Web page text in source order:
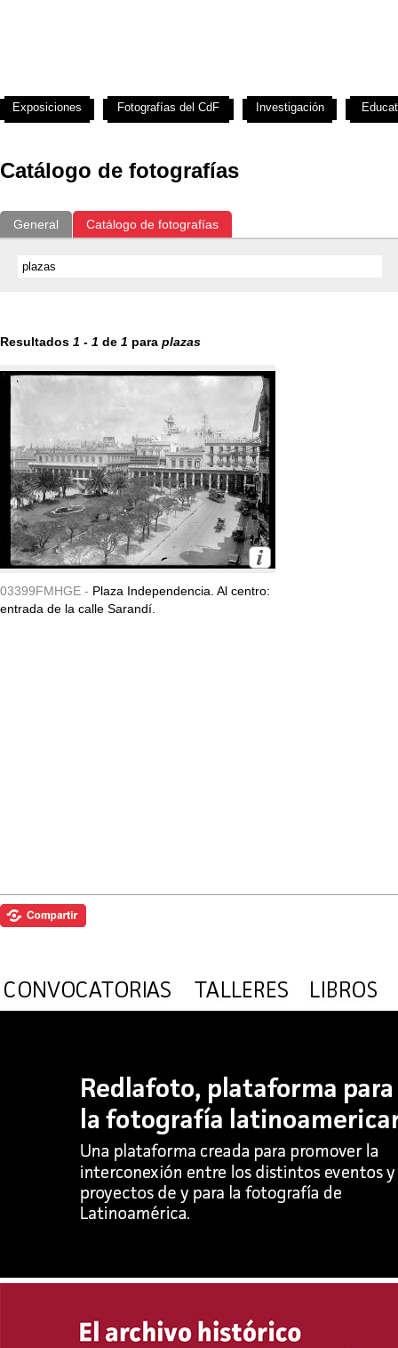
Catálogo de fotografías
General Catálogo de fotografías
Resultados 1 - 1 de 1 para plazas
03399FMHGE - Plaza Independencia. Al centro:
entrada de la calle Sarandí.
Exposiciones Fotografías del CdF Investigación